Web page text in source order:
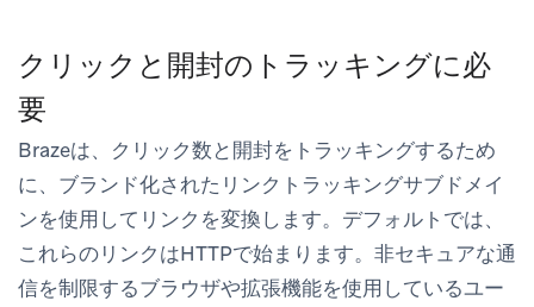
クリックと開封のトラッキングに必
要
Brazeは、クリック数と開封をトラッキングするため
に、ブランド化されたリンクトラッキングサブドメイ
ンを使用してリンクを変換します。デフォルトでは、
これらのリンクはHTTPで始まります。非セキュアな通
信を制限するブラウザや拡張機能を使用しているユー